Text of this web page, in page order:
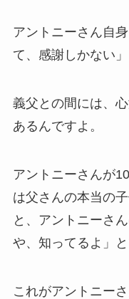
アントニーさん自
て、感謝しかない
義父との間には、
あるんですよ。
アントニーさんが
は父さんの本当の
と、アントニーさ
や、知ってるよ」
これがアントニー